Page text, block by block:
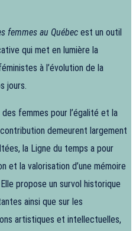
femmes au Québec est un outil
qui met en lumière la
à l’évolution de la
jours.
femmes pour l’égalité et la
demeurent largement
la Ligne du temps a pour
et la valorisation d’une mémoire
propose un survol historique
ainsi que sur les
artistiques et intellectuelles,